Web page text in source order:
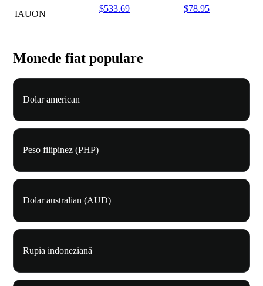
IAUON
$533.69 $78.95
Monede fiat populare
Dolar american
Peso filipinez (PHP)
Dolar australian (AUD)
Rupia indoneziană